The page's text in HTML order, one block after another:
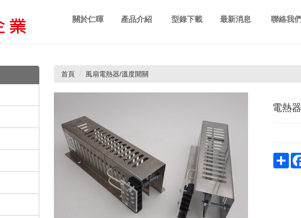
關於仁暉 產品介紹 型錄下載 最新消息 聯絡我們
首頁 風扇電熱器/溫度開關
電熱器